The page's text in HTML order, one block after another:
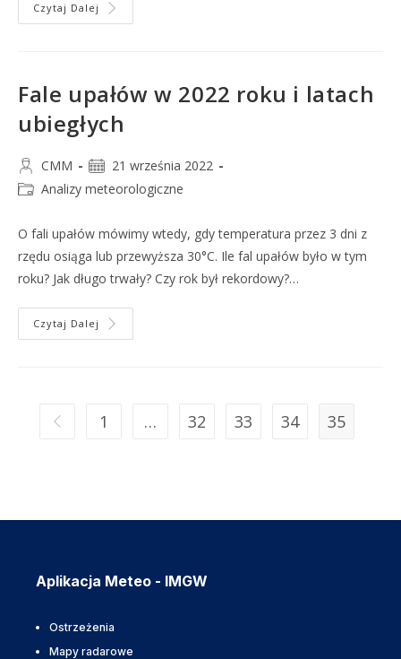
Czytaj Dalej
Fale upałów w 2022 roku i latach
ubiegłych
CMM
21 września 2022
Analizy meteorologiczne
O fali upałów mówimy wtedy, gdy temperatura przez 3 dni z
rzędu osiąga lub przewyższa 30°C. Ile fal upałów było w tym
roku? Jak długo trwały? Czy rok był rekordowy?…
Czytaj Dalej
1 … 32 33 34 35
Aplikacja Meteo - IMGW
Ostrzeżenia
Mapy radarowe